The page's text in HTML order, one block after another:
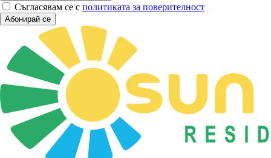
Съгласявам се с политиката за поверителност
Абонирай се